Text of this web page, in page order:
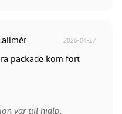
2026-04-17
packade kom fort
var till hjälp.